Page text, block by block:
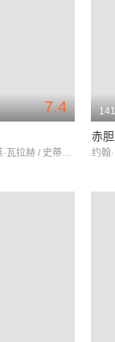
7.4
尤·伯连纳 / 伊莱·瓦拉赫 / 史蒂夫·麦奎因
赤